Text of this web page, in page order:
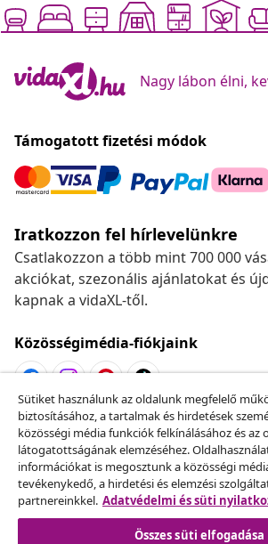
Nagy lábon élni,
Támogatott fizetési módok
Iratkozzon fel hírlevelünkre
Csatlakozzon a több mint 700 000
akciókat, szezonális ajánlatokat és
kapnak a vidaXL-től.
Közösségimédia-fiókjaink
Szerződéstől való elállás
Küldj be egy rendelés lemondására
kérelmet.
Szerződéstől való
Sütiket használunk az oldalunk megfelelő
biztosításához, a tartalmak és hirdetések
közösségi média funkciók felkínálásához és az
látogatottságának elemzéséhez.
információkat is megosztunk a közösségi
tevékenykedő, a hirdetési és elemzési
partnereinkkel. Adatvédelmi és süti
Összes süti elfogadása